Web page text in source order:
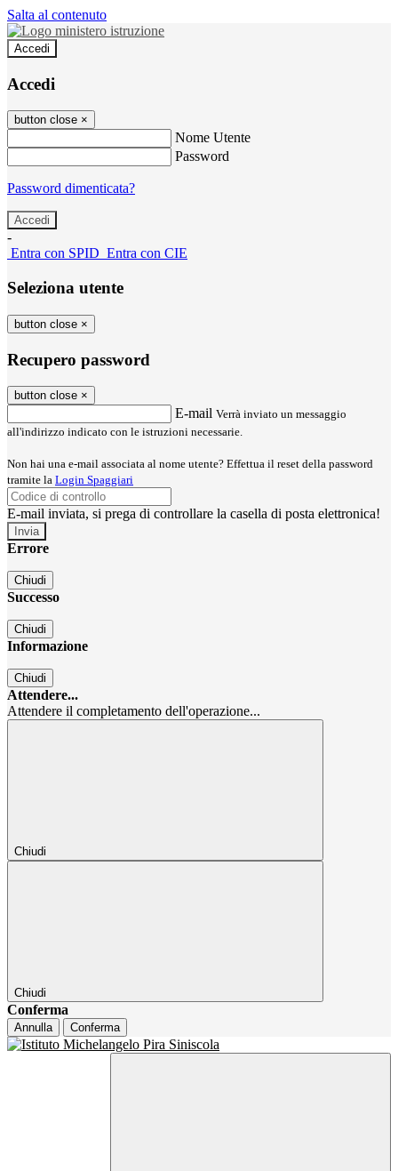
Salta al contenuto
Accedi
Accedi
button close ×
Nome Utente
Password
Password dimenticata?
-
Entra con SPID Entra con CIE
Seleziona utente
button close ×
Recupero password
button close ×
E-mail Verrà inviato un messaggio
all'indirizzo indicato con le istruzioni necessarie.
Non hai una e-mail associata al nome utente? Effettua il reset della password
tramite la Login Spaggiari
E-mail inviata, si prega di controllare la casella di posta elettronica!
Errore
Chiudi
Successo
Chiudi
Informazione
Chiudi
Attendere...
Attendere il completamento dell'operazione...
Chiudi
Chiudi
Conferma
Annulla Conferma